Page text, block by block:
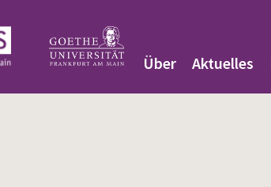
Über Aktuelles